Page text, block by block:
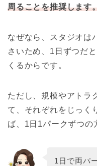
周ることを推奨します
なぜなら、スタジオは
さいため、1日ずつだ
くるからです。
ただし、規模やアトラ
て、それぞれをじっく
ば、1日1パークずつの
1日で両パ